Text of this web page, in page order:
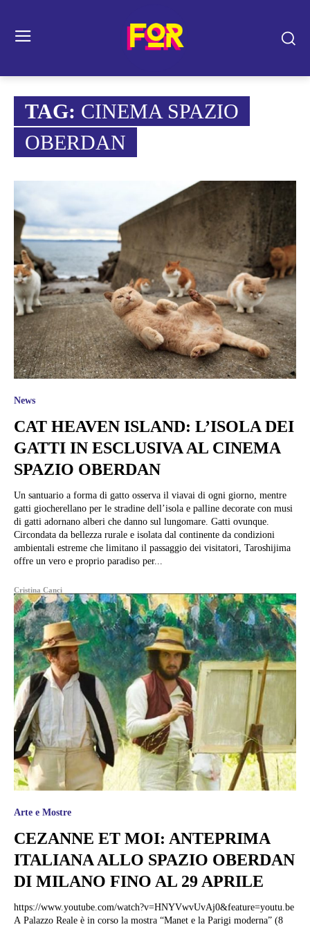
TAG: CINEMA SPAZIO
OBERDAN
News
CAT HEAVEN ISLAND: L’ISOLA DEI
GATTI IN ESCLUSIVA AL CINEMA
SPAZIO OBERDAN
Un santuario a forma di gatto osserva il viavai di ogni giorno, mentre
gatti giocherellano per le stradine dell’isola e palline decorate con musi
di gatti adornano alberi che danno sul lungomare. Gatti ovunque.
Circondata da bellezza rurale e isolata dal continente da condizioni
ambientali estreme che limitano il passaggio dei visitatori, Taroshijima
offre un vero e proprio paradiso per...
Cristina Canci
Arte e Mostre
CEZANNE ET MOI: ANTEPRIMA
ITALIANA ALLO SPAZIO OBERDAN
DI MILANO FINO AL 29 APRILE
https://www.youtube.com/watch?v=HNYVwvUvAj0&feature=youtu.be
A Palazzo Reale è in corso la mostra “Manet e la Parigi moderna” (8